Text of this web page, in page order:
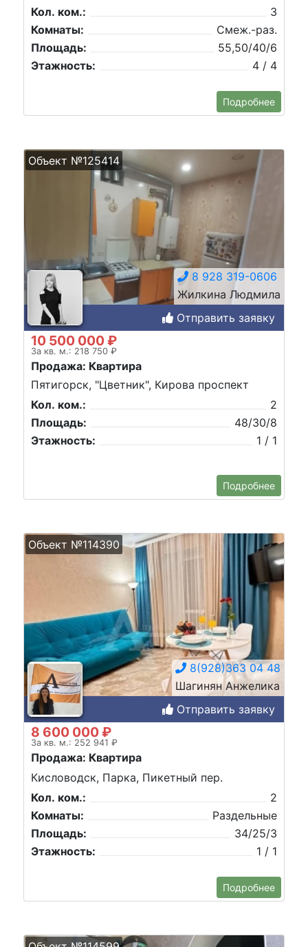
Кол. ком.:
3
Комнаты:
Смеж.-раз.
Площадь:
55,50/40/6
Этажность:
4 / 4
Подробнее
Объект №125414
8 928 319-0606
Жилкина Людмила
Отправить заявку
10 500 000 ₽
За кв. м.: 218 750 ₽
Продажа: Квартира
Пятигорск, "Цветник", Кирова проспект
Кол. ком.:
2
Площадь:
48/30/8
Этажность:
1 / 1
Подробнее
Объект №114390
8(928)363 04 48
Шагинян Анжелика
Отправить заявку
8 600 000 ₽
За кв. м.: 252 941 ₽
Продажа: Квартира
Кисловодск, Парка, Пикетный пер.
Кол. ком.:
2
Комнаты:
Раздельные
Площадь:
34/25/3
Этажность:
1 / 1
Подробнее